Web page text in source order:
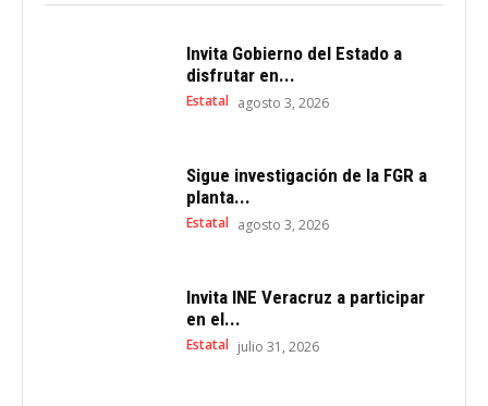
Invita Gobierno del Estado a
disfrutar en...
Estatal agosto 3, 2026
Sigue investigación de la FGR a
planta...
Estatal agosto 3, 2026
Invita INE Veracruz a participar
en el...
Estatal julio 31, 2026